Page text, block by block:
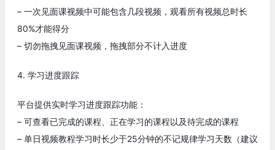
– 一次见面课视频中可能包含几段视频，观看所有视频总时长
80%才能得分
– 切勿拖拽见面课视频，拖拽部分不计入进度
4. 学习进度跟踪
平台提供实时学习进度跟踪功能：
– 可查看已完成的课程、正在学习的课程以及待完成的课程
– 单日视频教程学习时长少于25分钟的不记规律学习天数（建议